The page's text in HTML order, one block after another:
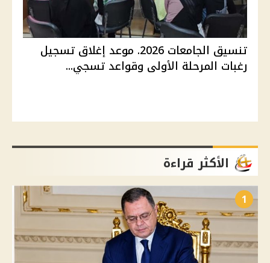
تنسيق الجامعات 2026. موعد إغلاق تسجيل
رغبات المرحلة الأولى وقواعد تسجي...
الأكثر قراءة
1